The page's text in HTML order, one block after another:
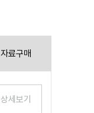
자료구매